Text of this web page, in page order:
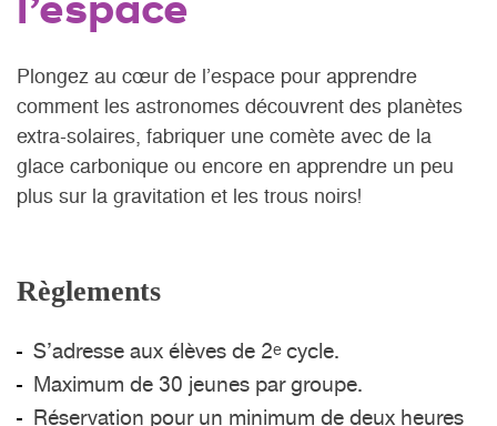
Plongez au cœur de l’espace pour apprendre
comment les astronomes découvrent des planètes
extra-solaires, fabriquer une comète avec de la
glace carbonique ou encore en apprendre un peu
plus sur la gravitation et les trous noirs!
Règlements
S’adresse aux élèves de 2e cycle.
Maximum de 30 jeunes par groupe.
Réservation pour un minimum de deux heures